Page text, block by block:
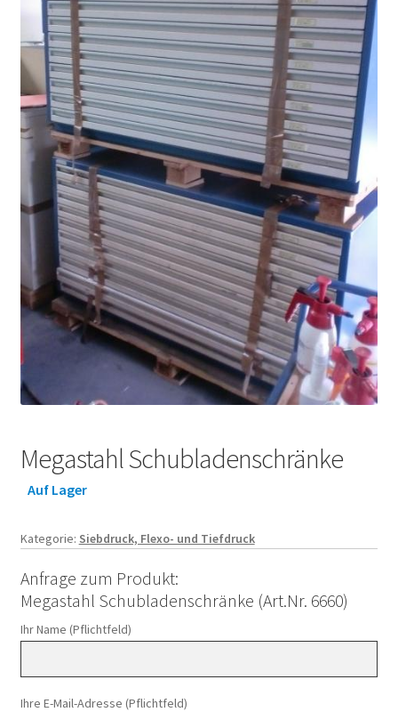
Megastahl Schubladenschränke
Auf Lager
Kategorie: Siebdruck, Flexo- und Tiefdruck
Anfrage zum Produkt:
Megastahl Schubladenschränke (Art.Nr. 6660)
Ihr Name (Pflichtfeld)
Ihre E-Mail-Adresse (Pflichtfeld)